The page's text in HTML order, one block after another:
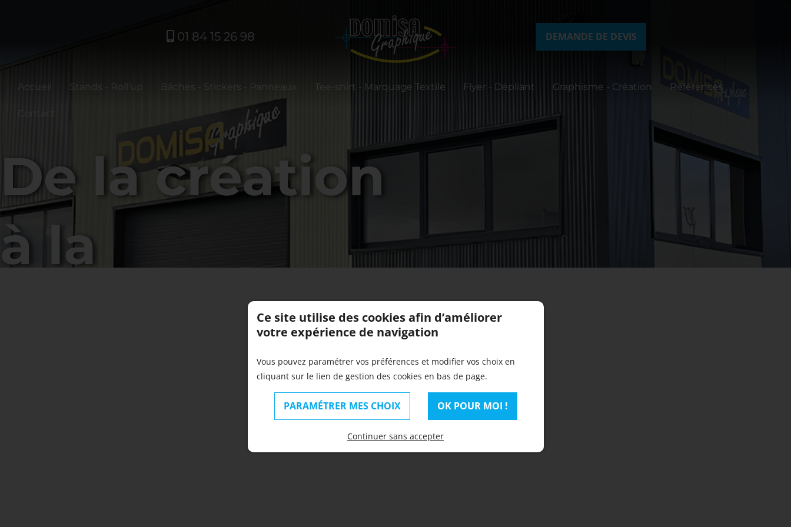
01 84 15 26 98 DEMANDE DE DEVIS
Accueil Stands - Roll'up Bâches - Stickers - Panneaux Tee-shirt - Marquage Textile Flyer - Dépliant Graphisme - Création Références
Contact
De la création
à la
réalisationCe site utilise des cookies afin d’améliorer
votre expérience de navigation
Vous pouvez paramétrer vos préférences et modifier vos choix en
cliquant sur le lien de gestion des cookies en bas de page.
PARAMÉTRER MES CHOIX OK POUR MOI !
Continuer sans accepter